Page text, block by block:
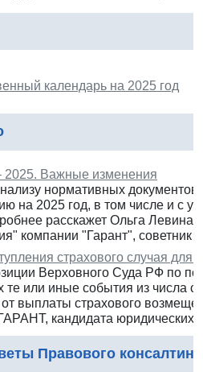
календарь на 2025 год
2025. Важные изменения
нормативных
на 2025 год, в том числе и с
расскажет Ольга Левина
компании "Гарант", советник
страхового случая
Верховного Суда РФ по
те или иные события из числа
выплаты страхового
кандидата юридических
Правового